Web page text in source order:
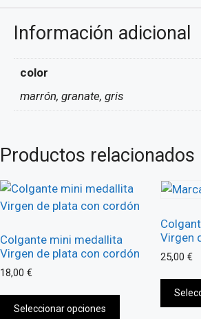
Información adicional
color
marrón, granate, gris
Productos relacionados
Colgante mini medallita
Virgen de plata con cordón
18,00 €
Seleccionar opciones
Este
producto
Virgen
25,00 €